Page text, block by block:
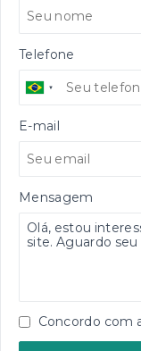
Telefone
E-mail
Mensagem
Concordo com